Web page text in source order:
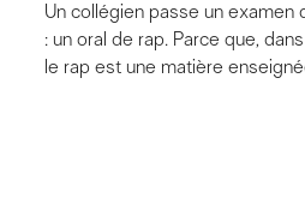
Un collégien passe un examen
: un oral de rap. Parce que,
le rap est une matière